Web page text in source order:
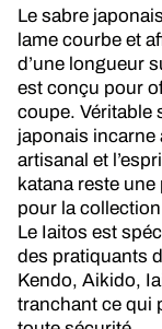
Le sabre
lame courbe et
d’une longueur
est conçu pour
coupe. Véritable
japonais incarne
artisanal et
katana reste
pour la
Le Iaitos est
des pratiquants
Kendo, Aikido,
tranchant ce qui